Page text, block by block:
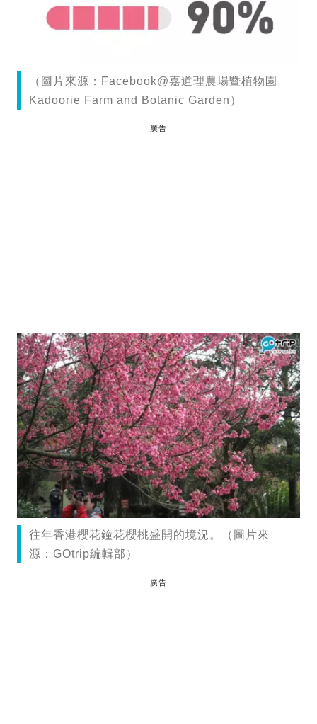
（圖片來源：Facebook@嘉道理農場暨植物園
Kadoorie Farm and Botanic Garden）
廣告
往年香港櫻花鐘花櫻桃盛開的境況。（圖片來
源：GOtrip編輯部）
廣告